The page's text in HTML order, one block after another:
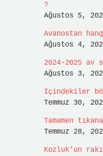
?
Ağustos 5,
Avanostan
Ağustos 4,
2024-2025 av
Ağustos 3,
İçindekiler
Temmuz 30,
Tamamen
Temmuz 28,
Kozluk’un